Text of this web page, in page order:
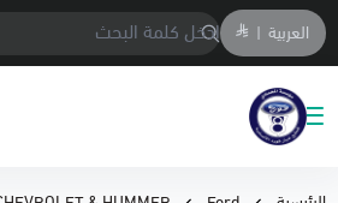
العربية |
متجر المحمادي لقطع السيارات